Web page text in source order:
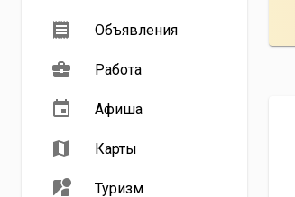
Объявления
Работа
Афиша
Карты
Туризм